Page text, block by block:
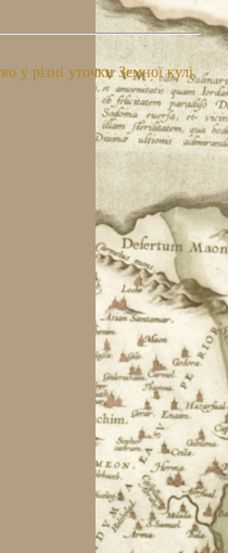
у різні уточки Земної кулі,